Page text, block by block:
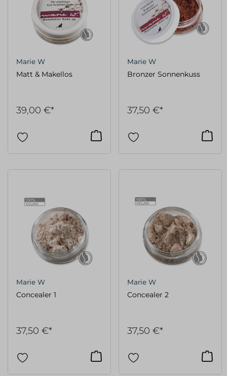
Marie W
Matt & Makellos
39,00 €*
Marie W
Bronzer Sonnenkuss
37,50 €*
Marie W
Concealer 1
37,50 €*
Marie W
Concealer 2
37,50 €*